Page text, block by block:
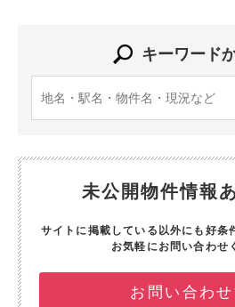
キーワード
未公開物件情報
サイトに掲載している以外にも好条
お気軽にお問い合わせ
お問い合わせ